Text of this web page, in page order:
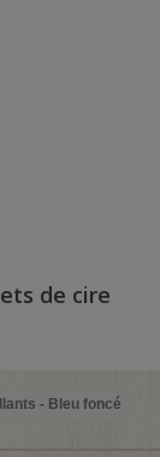
de cire
- Bleu foncé